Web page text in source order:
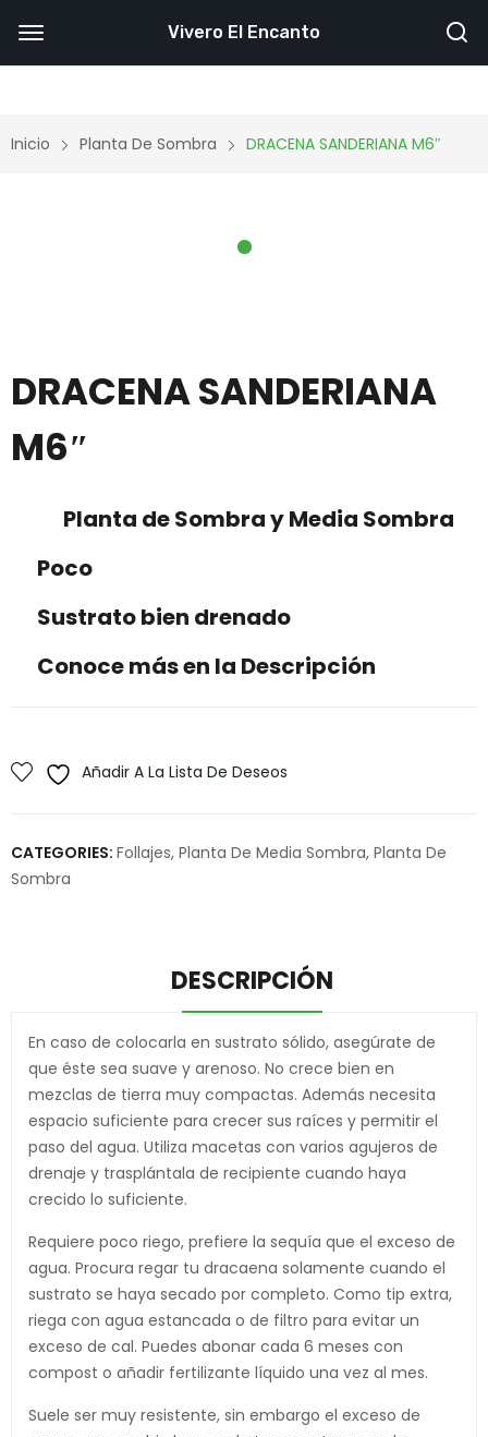
Inicio Planta De Sombra DRACENA SANDERIANA M6″
DRACENA SANDERIANA
M6″
Planta de Sombra y Media Sombra
Poco
Sustrato bien drenado
Conoce más en la Descripción
Añadir A La Lista De Deseos
CATEGORIES: Follajes, Planta De Media Sombra, Planta De
Sombra
DESCRIPCIÓN
En caso de colocarla en sustrato sólido, asegúrate de
que éste sea suave y arenoso. No crece bien en
mezclas de tierra muy compactas. Además necesita
espacio suficiente para crecer sus raíces y permitir el
paso del agua. Utiliza macetas con varios agujeros de
drenaje y trasplántala de recipiente cuando haya
crecido lo suficiente.
Requiere poco riego, prefiere la sequía que el exceso de
agua. Procura regar tu dracaena solamente cuando el
sustrato se haya secado por completo. Como tip extra,
riega con agua estancada o de filtro para evitar un
exceso de cal. Puedes abonar cada 6 meses con
compost o añadir fertilizante líquido una vez al mes.
Suele ser muy resistente, sin embargo el exceso de
Vivero El Encanto